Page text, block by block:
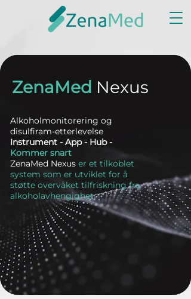
ZenaMed Nexus
Alkoholmonitorering og
disulfiram-etterlevelse
Instrument - App - Hub -
Kommer snart
ZenaMed Nexus er et tilkoblet
system som er utviklet for å
støtte overvåket tilfriskning fra
alkoholavhengighet.